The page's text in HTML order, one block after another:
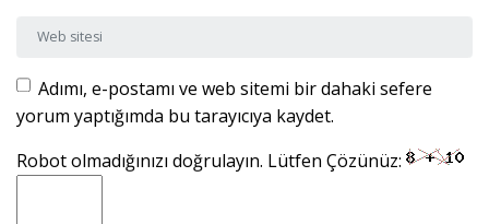
Web sitesi
Adımı, e-postamı ve web sitemi bir dahaki sefere
yorum yaptığımda bu tarayıcıya kaydet.
Robot olmadığınızı doğrulayın. Lütfen Çözünüz: